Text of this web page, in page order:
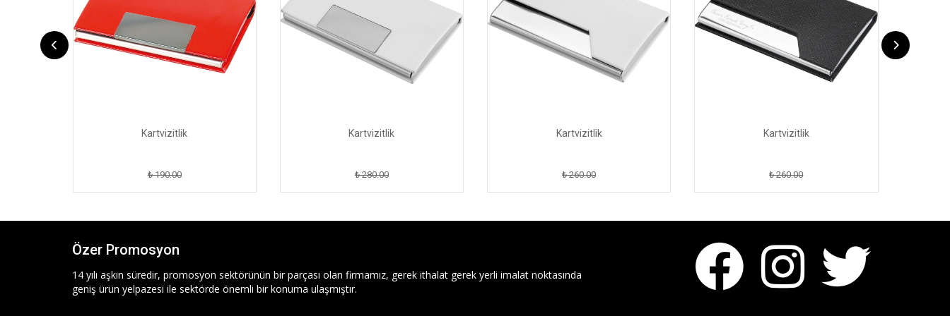
Kartvizitlik
₺ 190.00
Kartvizitlik
₺ 280.00
Kartvizitlik
₺ 260.00
Kartvizitlik
₺ 260.00
Özer Promosyon
14 yılı aşkın süredir, promosyon sektörünün bir parçası olan firmamız, gerek ithalat gerek yerli imalat noktasında
geniş ürün yelpazesi ile sektörde önemli bir konuma ulaşmıştır.